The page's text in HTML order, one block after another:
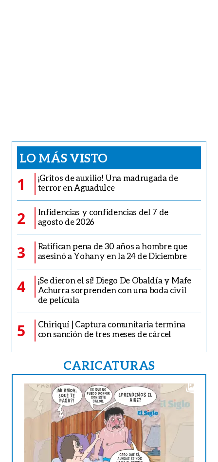
LO MÁS VISTO
1
¡Gritos de auxilio! Una madrugada de
terror en Aguadulce
2
Infidencias y confidencias del 7 de
agosto de 2026
3
Ratifican pena de 30 años a hombre que
asesinó a Yohany en la 24 de Diciembre
4
¡Se dieron el sí! Diego De Obaldía y Mafe
Achurra sorprenden con una boda civil
de película
5
Chiriquí | Captura comunitaria termina
con sanción de tres meses de cárcel
CARICATURAS